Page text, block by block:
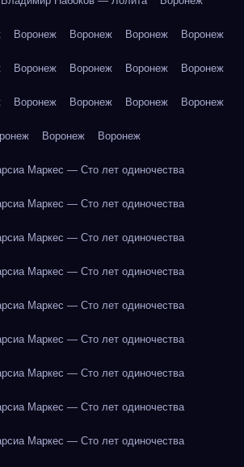
Воронеж Воронеж Воронеж Воронеж
Воронеж Воронеж Воронеж Воронеж
Воронеж Воронеж Воронеж Воронеж
Воронеж Воронеж
Маркес — Сто лет одиночества
Маркес — Сто лет одиночества
Маркес — Сто лет одиночества
Маркес — Сто лет одиночества
Маркес — Сто лет одиночества
Маркес — Сто лет одиночества
Маркес — Сто лет одиночества
Маркес — Сто лет одиночества
Маркес — Сто лет одиночества